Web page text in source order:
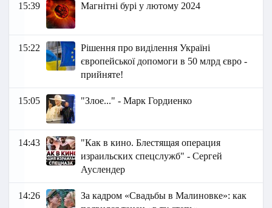
15:39 Магнітні бурі у лютому 2024
15:22
Рішення про виділення Україні
європейської допомоги в 50 млрд євро -
прийняте!
15:05 "Злое..." - Марк Гордиенко
14:43
"Как в кино. Блестящая операция
израильских спецслужб" - Сергей
Ауслендер
14:26
За кадром «Свадьбы в Малиновке»: как